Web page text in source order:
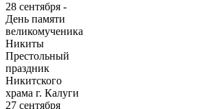
28 сентября -
День памяти
великомученика
Никиты
Престольный
праздник
Никитского
храма г. Калуги
27 сентября